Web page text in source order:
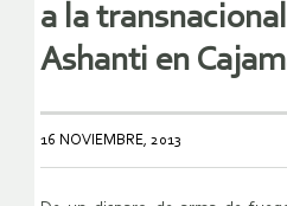
a la
Ashanti en
16 NOVIEMBRE, 2013